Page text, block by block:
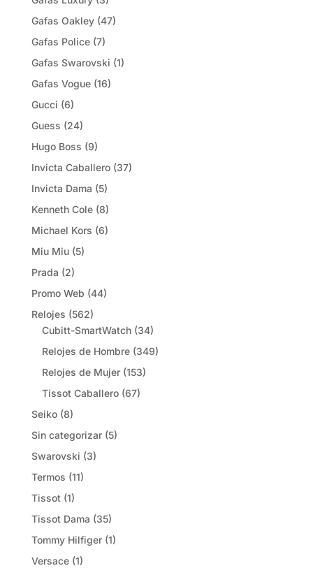
Gafas Oakley (47)
Gafas Police (7)
Gafas Swarovski (1)
Gafas Vogue (16)
Gucci (6)
Guess (24)
Hugo Boss (9)
Invicta Caballero (37)
Invicta Dama (5)
Kenneth Cole (8)
Michael Kors (6)
Miu Miu (5)
Prada (2)
Promo Web (44)
Relojes (562)
Cubitt-SmartWatch (34)
Relojes de Hombre (349)
Relojes de Mujer (153)
Tissot Caballero (67)
Seiko (8)
Sin categorizar (5)
Swarovski (3)
Termos (11)
Tissot (1)
Tissot Dama (35)
Tommy Hilfiger (1)
Versace (1)